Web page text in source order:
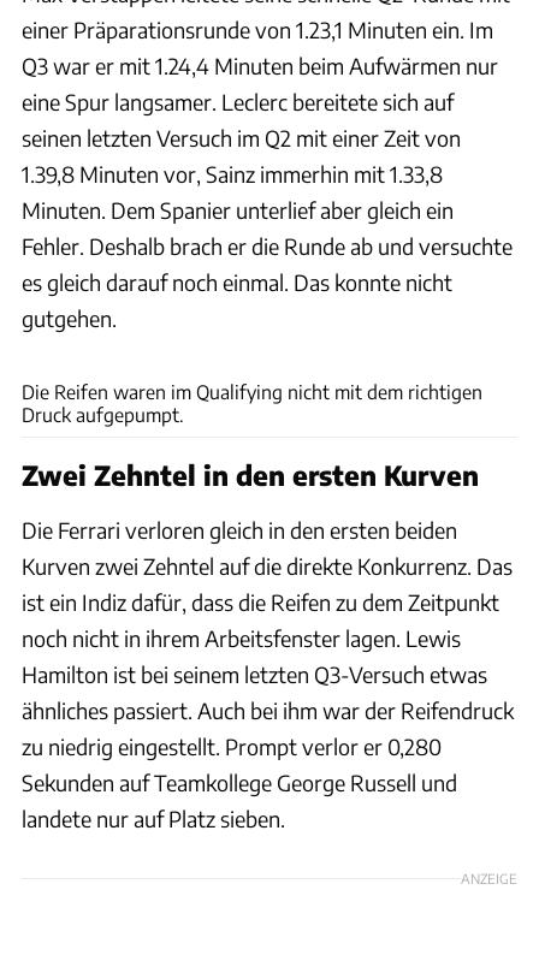
einer Präparationsrunde von 1.23,1 Minuten ein. Im
Q3 war er mit 1.24,4 Minuten beim Aufwärmen nur
eine Spur langsamer. Leclerc bereitete sich auf
seinen letzten Versuch im Q2 mit einer Zeit von
1.39,8 Minuten vor, Sainz immerhin mit 1.33,8
Minuten. Dem Spanier unterlief aber gleich ein
Fehler. Deshalb brach er die Runde ab und versuchte
es gleich darauf noch einmal. Das konnte nicht
gutgehen.
Die Reifen waren im Qualifying nicht mit dem richtigen
Druck aufgepumpt.
Zwei Zehntel in den ersten Kurven
Die Ferrari verloren gleich in den ersten beiden
Kurven zwei Zehntel auf die direkte Konkurrenz. Das
ist ein Indiz dafür, dass die Reifen zu dem Zeitpunkt
noch nicht in ihrem Arbeitsfenster lagen. Lewis
Hamilton ist bei seinem letzten Q3-Versuch etwas
ähnliches passiert. Auch bei ihm war der Reifendruck
zu niedrig eingestellt. Prompt verlor er 0,280
Sekunden auf Teamkollege George Russell und
landete nur auf Platz sieben.
ANZEIGE